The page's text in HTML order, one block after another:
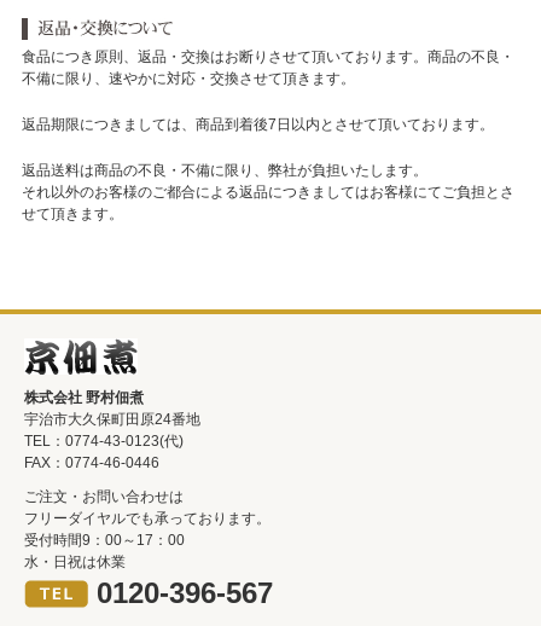
食品につき原則、返品・交換はお断りさせて頂いております。商品の不良・
不備に限り、速やかに対応・交換させて頂きます。
返品期限につきましては、商品到着後7日以内とさせて頂いております。
返品送料は商品の不良・不備に限り、弊社が負担いたします。
それ以外のお客様のご都合による返品につきましてはお客様にてご負担とさ
せて頂きます。
株式会社 野村佃煮
宇治市大久保町田原24番地
TEL：0774-43-0123(代)
FAX：0774-46-0446
ご注文・お問い合わせは
フリーダイヤルでも承っております。
受付時間9：00～17：00
水・日祝は休業
0120-396-567